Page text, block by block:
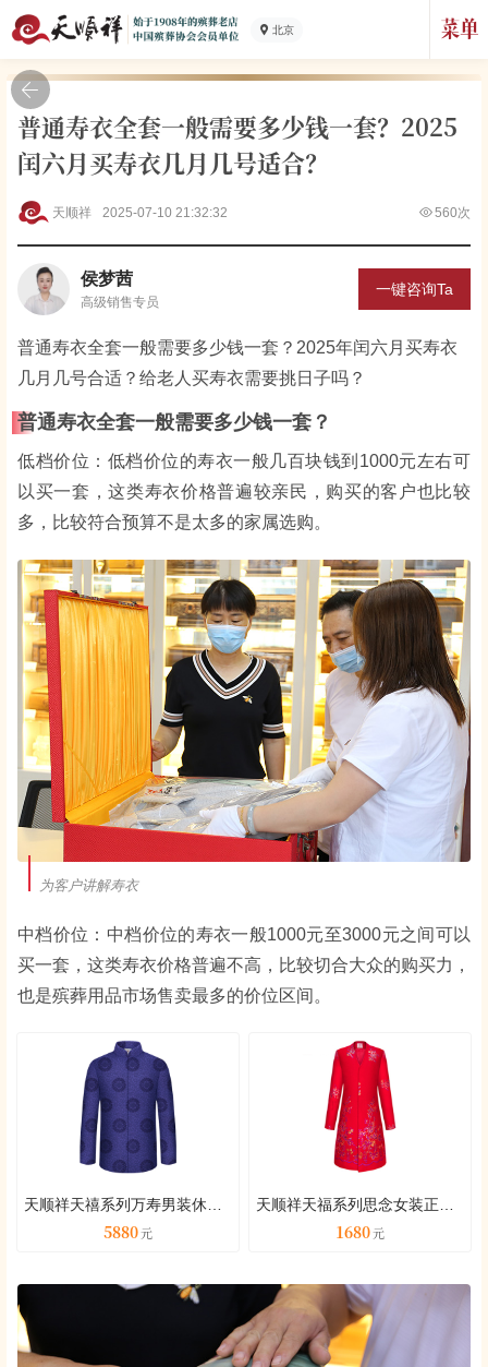
北京
普通寿衣全套一般需要多少钱一套？2025
闰六月买寿衣几月几号适合？
天顺祥 2025-07-10 21:32:32 560次
侯梦茜
高级销售专员
一键咨询Ta
普通寿衣全套一般需要多少钱一套？2025年闰六月买寿衣
几月几号合适？给老人买寿衣需要挑日子吗？
普通寿衣全套一般需要多少钱一套？
低档价位：低档价位的寿衣一般几百块钱到1000元左右可
以买一套，这类寿衣价格普遍较亲民，购买的客户也比较
多，比较符合预算不是太多的家属选购。
为客户讲解寿衣
中档价位：中档价位的寿衣一般1000元至3000元之间可以
买一套，这类寿衣价格普遍不高，比较切合大众的购买力，
也是殡葬用品市场售卖最多的价位区间。
天顺祥天禧系列万寿男装休闲套装
5880
天顺祥天福系列思念女装正红套装
1680